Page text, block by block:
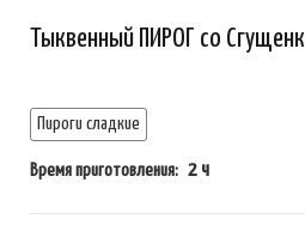
Тыквенный ПИРОГ со
Пироги сладкие
Время приготовления: 2 ч